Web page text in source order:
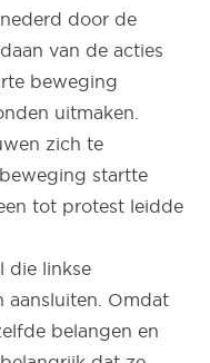
door de
van de acties
beweging
uitmaken.
zich te
startte
tot protest leidde
die linkse
aansluiten. Omdat
belangen en